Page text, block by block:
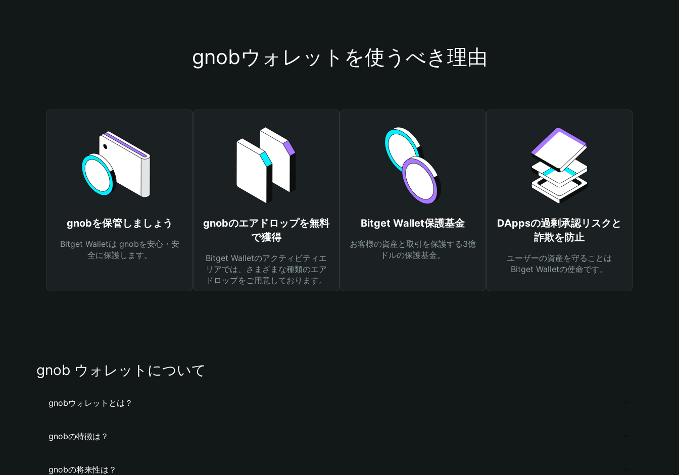
gnobウォレットを使うべき理由
gnobを保管しましょう
Bitget Walletは gnobを安心・安
全に保護します。
gnobのエアドロップを無料
で獲得
Bitget Walletのアクティビティエ
リアでは、さまざまな種類のエア
ドロップをご用意しております。
Bitget Wallet保護基金
お客様の資産と取引を保護する3億
ドルの保護基金。
DAppsの過剰承認リスクと
詐欺を防止
ユーザーの資産を守ることは
Bitget Walletの使命です。
gnob ウォレットについて
gnobウォレットとは？
gnobの特徴は？
gnobの将来性は？